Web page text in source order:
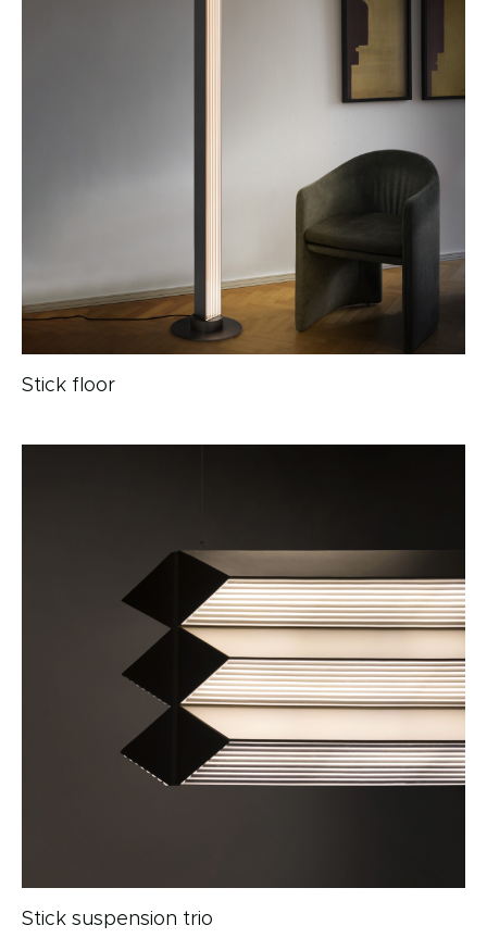
Stick floor
Stick suspension trio